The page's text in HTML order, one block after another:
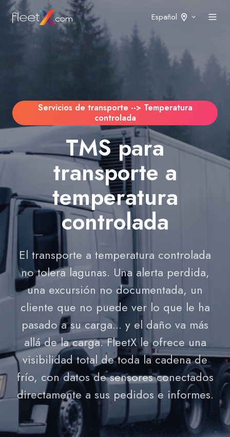
Español
Servicios de transporte --> Temperatura
controlada
TMS para
transporte a
temperatura
controlada
El transporte a temperatura controlada
no tolera lagunas. Una alerta perdida,
una excursión no documentada, un
cliente que no puede ver lo que le ha
pasado a su carga... y el daño va más
allá de la carga. FleetX le ofrece una
visibilidad total de toda la cadena de
frío, con datos de sensores conectados
directamente a sus pedidos e informes.